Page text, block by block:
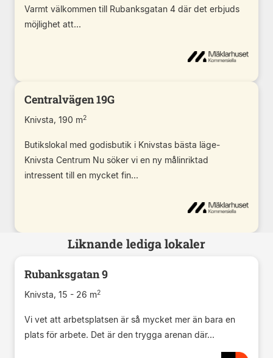
Varmt välkommen till Rubanksgatan 4 där det erbjuds
möjlighet att...
Centralvägen 19G
Knivsta, 190 m2
Butikslokal med godisbutik i Knivstas bästa läge-
Knivsta Centrum Nu söker vi en ny målinriktad
intressent till en mycket fin...
Liknande lediga lokaler
Rubanksgatan 9
Knivsta, 15 - 26 m2
Vi vet att arbetsplatsen är så mycket mer än bara en
plats för arbete. Det är den trygga arenan där...